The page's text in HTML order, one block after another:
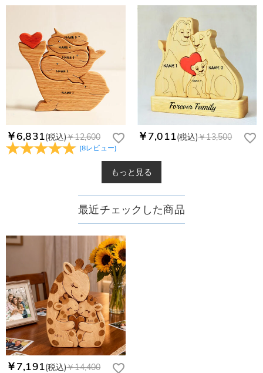
￥6,831(税込)￥12,600
(8レビュー)
￥7,011(税込)￥13,500
もっと見る
最近チェックした商品
￥7,191(税込)￥14,400